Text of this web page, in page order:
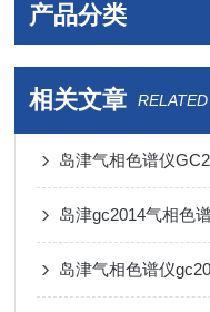
产品分类
相关文章
岛津气相色谱仪